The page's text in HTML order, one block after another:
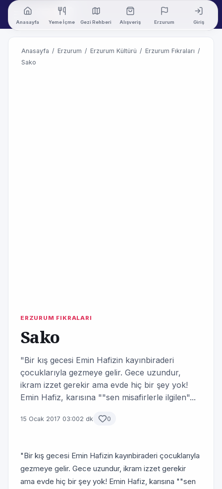
Anasayfa Yeme İçme Gezi Rehberi Alışveriş Erzurum Giriş
Anasayfa / Erzurum / Erzurum Kültürü / Erzurum Fıkraları /
Sako
ERZURUM FIKRALARI
Sako
"Bir kış gecesi Emin Hafizin kayınbiraderi
çocuklarıyla gezmeye gelir. Gece uzundur,
ikram izzet gerekir ama evde hiç bir şey yok!
Emin Hafiz, karısına ""sen misafirlerle ilgilen"...
15 Ocak 2017 03:002 dk 0
"Bir kış gecesi Emin Hafizin kayınbiraderi çocuklarıyla
gezmeye gelir. Gece uzundur, ikram izzet gerekir
ama evde hiç bir şey yok! Emin Hafiz, karısına ""sen